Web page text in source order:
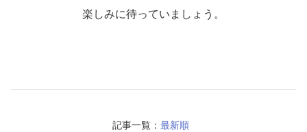
楽しみに待っていましょう。
記事一覧： 最新順